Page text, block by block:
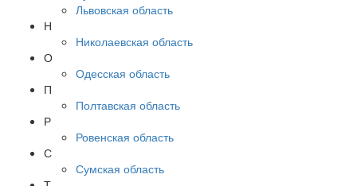
Львовская область
Н
Николаевская область
О
Одесская область
П
Полтавская область
Р
Ровенская область
С
Сумская область